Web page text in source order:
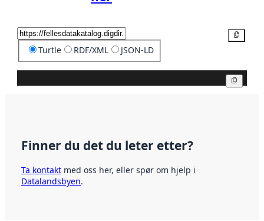
Turtle RDF/XML JSON-LD
Finner du det du leter etter?
Ta kontakt med oss her, eller spør om hjelp i
Datalandsbyen.